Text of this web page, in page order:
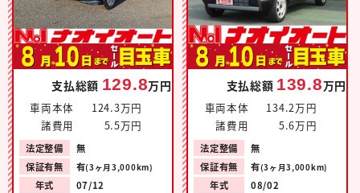
支払総額 129.8万円
車両本体
124.3万円
諸費用
5.5万円
法定整備
無
保証有無
有(3ヶ月3,000km)
年式
07/12
支払総額 139.8万円
車両本体
134.2万円
諸費用
5.6万円
法定整備
無
保証有無
有(3ヶ月3,000km)
年式
08/02